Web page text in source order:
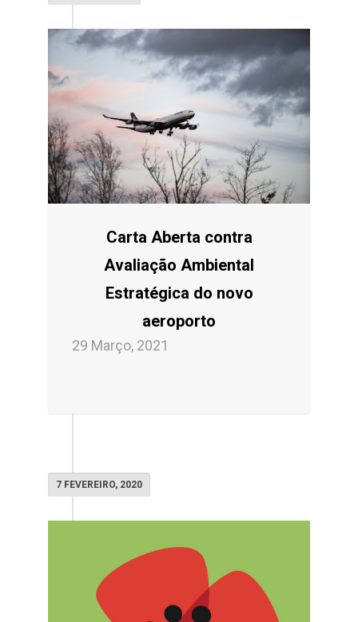
Carta Aberta contra
Avaliação Ambiental
Estratégica do novo
aeroporto
29 Março, 2021
7 FEVEREIRO, 2020